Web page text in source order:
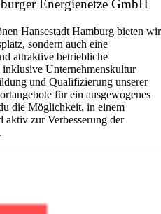
Energienetze GmbH
Hansestadt Hamburg bieten wir
sondern auch eine
attraktive betriebliche
Unternehmenskultur
und Qualifizierung unserer
für ein ausgewogenes
die Möglichkeit, in einem
aktiv zur Verbesserung der